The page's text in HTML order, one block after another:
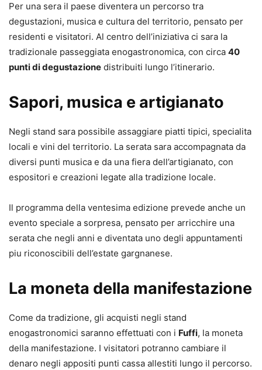
Per una sera il paese diventera un percorso tra
degustazioni, musica e cultura del territorio, pensato per
residenti e visitatori. Al centro dell’iniziativa ci sara la
tradizionale passeggiata enogastronomica, con circa 40
punti di degustazione distribuiti lungo l’itinerario.
Sapori, musica e artigianato
Negli stand sara possibile assaggiare piatti tipici, specialita
locali e vini del territorio. La serata sara accompagnata da
diversi punti musica e da una fiera dell’artigianato, con
espositori e creazioni legate alla tradizione locale.
Il programma della ventesima edizione prevede anche un
evento speciale a sorpresa, pensato per arricchire una
serata che negli anni e diventata uno degli appuntamenti
piu riconoscibili dell’estate gargnanese.
La moneta della manifestazione
Come da tradizione, gli acquisti negli stand
enogastronomici saranno effettuati con i Fuffi, la moneta
della manifestazione. I visitatori potranno cambiare il
denaro negli appositi punti cassa allestiti lungo il percorso.